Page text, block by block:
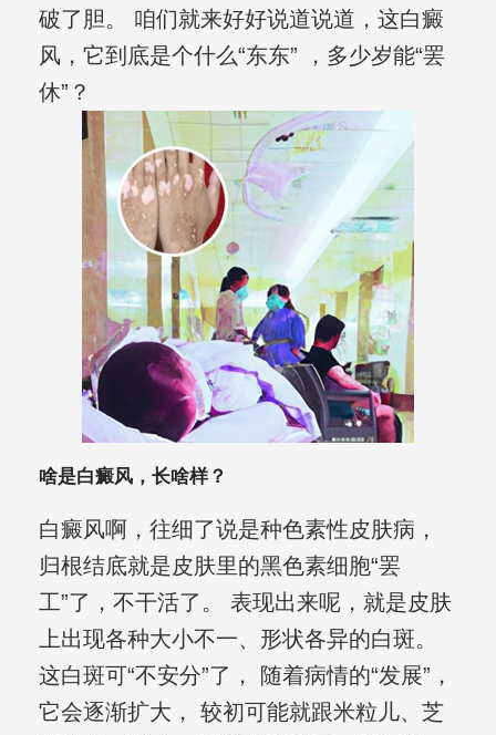
破了胆。 咱们就来好好说道说道，这白癜
风，它到底是个什么“东东” ，多少岁能“罢
休”？
啥是白癜风，长啥样？
白癜风啊，往细了说是种色素性皮肤病，
归根结底就是皮肤里的黑色素细胞“罢
工”了，不干活了。 表现出来呢，就是皮肤
上出现各种大小不一、形状各异的白斑。
这白斑可“不安分”了， 随着病情的“发展”，
它会逐渐扩大， 较初可能就跟米粒儿、芝